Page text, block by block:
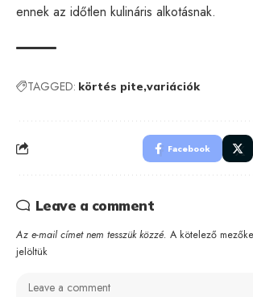
ennek az időtlen kulináris alkotásnak.
TAGGED: körtés pite variációk
Facebook
Leave a comment
Az e-mail címet nem tesszük közzé. A kötelező
jelöltük